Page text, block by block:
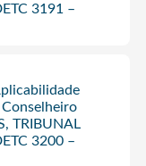
3191 –
Conselheiro
TRIBUNAL
3200 –